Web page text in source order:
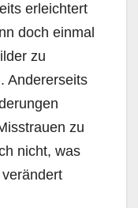
erleichtert
doch einmal
zu
Andererseits
zu
nicht, was